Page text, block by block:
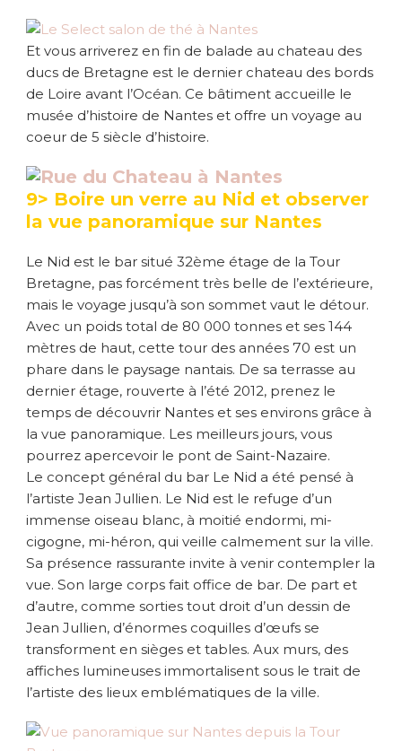
Et vous arriverez en fin de balade au chateau des
ducs de Bretagne est le dernier chateau des bords
de Loire avant l’Océan. Ce bâtiment accueille le
musée d’histoire de Nantes et offre un voyage au
coeur de 5 siècle d’histoire.
9> Boire un verre au Nid et observer
la vue panoramique sur Nantes
Le Nid est le bar situé 32ème étage de la Tour
Bretagne, pas forcément très belle de l’extérieure,
mais le voyage jusqu’à son sommet vaut le détour.
Avec un poids total de 80 000 tonnes et ses 144
mètres de haut, cette tour des années 70 est un
phare dans le paysage nantais. De sa terrasse au
dernier étage, rouverte à l’été 2012, prenez le
temps de découvrir Nantes et ses environs grâce à
la vue panoramique. Les meilleurs jours, vous
pourrez apercevoir le pont de Saint-Nazaire.
Le concept général du bar Le Nid a été pensé à
l’artiste Jean Jullien. Le Nid est le refuge d’un
immense oiseau blanc, à moitié endormi, mi-
cigogne, mi-héron, qui veille calmement sur la ville.
Sa présence rassurante invite à venir contempler la
vue. Son large corps fait office de bar. De part et
d’autre, comme sorties tout droit d’un dessin de
Jean Jullien, d’énormes coquilles d’œufs se
transforment en sièges et tables. Aux murs, des
affiches lumineuses immortalisent sous le trait de
l’artiste des lieux emblématiques de la ville.